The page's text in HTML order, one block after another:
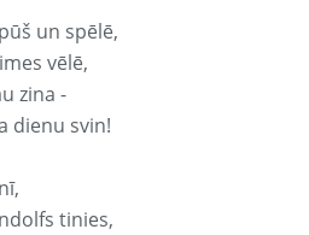
un spēlē,
vēlē,
zina -
dienu svin!
tinies,